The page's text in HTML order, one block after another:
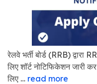
रेलवे भर्ती बोर्ड (RRB)
लिए शॉर्ट नोटिफिकेशन जारी
लिए … read more